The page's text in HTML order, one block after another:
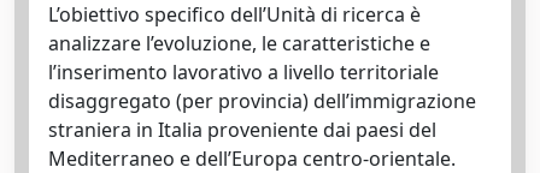
L’obiettivo specifico dell’Unità di ricerca è
analizzare l’evoluzione, le caratteristiche e
l’inserimento lavorativo a livello territoriale
disaggregato (per provincia) dell’immigrazione
straniera in Italia proveniente dai paesi del
Mediterraneo e dell’Europa centro-orientale.